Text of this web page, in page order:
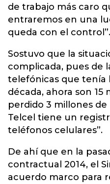
de trabajo más caro
entraremos en una
queda con el control”.
Sostuvo que la
complicada, pues de
telefónicas que tenía
década, ahora son 15
perdido 3 millones
Telcel tiene un
teléfonos celulares”.
De ahí que en la
contractual 2014, el
acuerdo marco para